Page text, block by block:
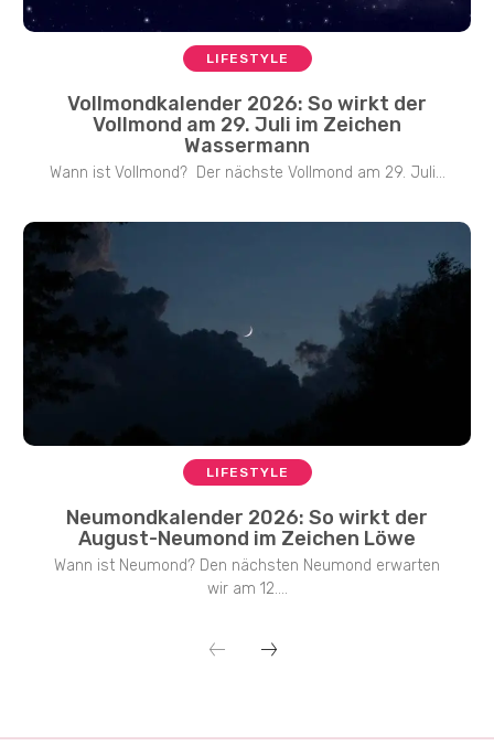
LIFESTYLE
Vollmondkalender 2026: So wirkt der
Vollmond am 29. Juli im Zeichen
Wassermann
Wann ist Vollmond? Der nächste Vollmond am 29. Juli...
LIFESTYLE
Neumondkalender 2026: So wirkt der
August-Neumond im Zeichen Löwe
Wann ist Neumond? Den nächsten Neumond erwarten
wir am 12....